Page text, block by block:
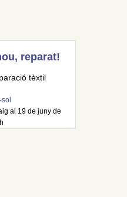
reparat!
tèxtil
al 19 de juny de